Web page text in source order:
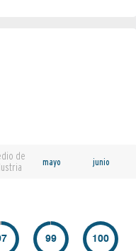
de
mayo junio
99 100